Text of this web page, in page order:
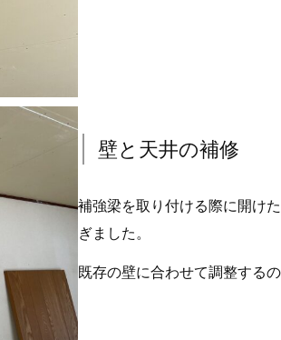
壁と天井の補修
補強梁を取り付ける際に開け
ぎました。
既存の壁に合わせて調整する